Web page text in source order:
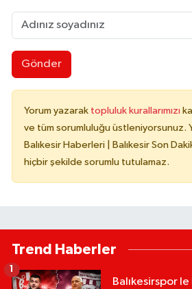
Gönder
Yorum yazarak topluluk kurallarımızı
ve tüm sorumluluğu üstleniyorsunuz.
Balıkesir Haberleri | Balıkesir Son
hiçbir şekilde sorumlu tutulamaz.
Trend Haberler
Balıkesirspor
1